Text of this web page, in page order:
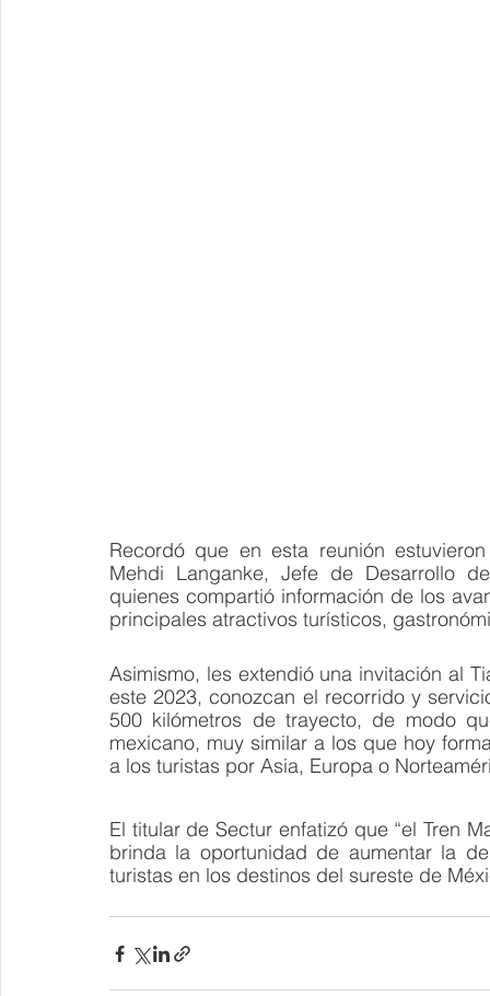
Recordó que en esta reunión
Mehdi Langanke, Jefe de Desarrollo
quienes compartió información de los
principales atractivos turísticos,
Asimismo, les extendió una invitación al
este 2023, conozcan el recorrido y
500 kilómetros de trayecto, de modo
mexicano, muy similar a los que hoy
a los turistas por Asia, Europa o
El titular de Sectur enfatizó que “el Tren
brinda la oportunidad de aumentar la
turistas en los destinos del sureste de